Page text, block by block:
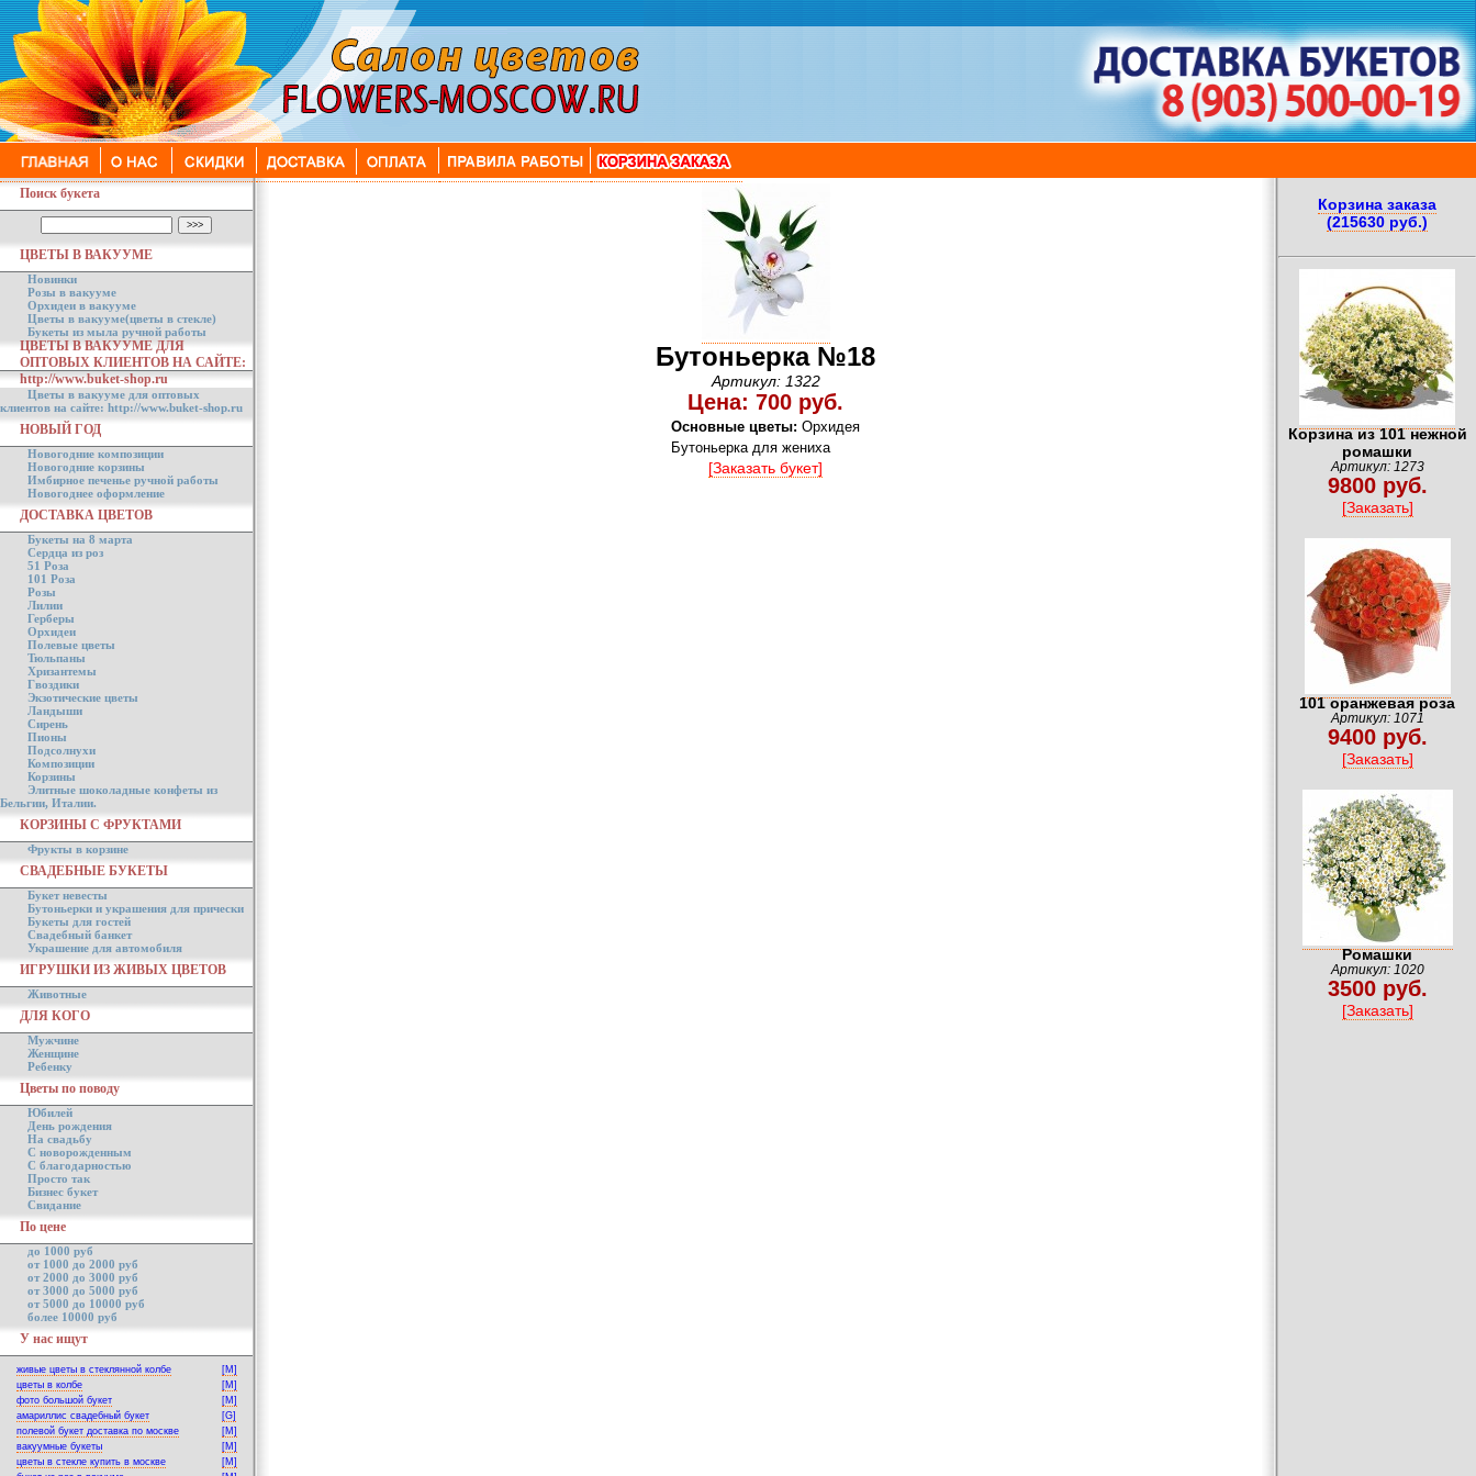
Поиск букета
ЦВЕТЫ В ВАКУУМЕ
Новинки
Розы в вакууме
Орхидеи в вакууме
Цветы в вакууме(цветы в стекле)
Букеты из мыла ручной работы
ЦВЕТЫ В ВАКУУМЕ ДЛЯ
ОПТОВЫХ КЛИЕНТОВ НА САЙТЕ:
http://www.buket-shop.ru
Цветы в вакууме для оптовых
клиентов на сайте: http://www.buket-shop.ru
НОВЫЙ ГОД
Новогодние композиции
Новогодние корзины
Имбирное печенье ручной работы
Новогоднее оформление
ДОСТАВКА ЦВЕТОВ
Букеты на 8 марта
Сердца из роз
51 Роза
101 Роза
Розы
Лилии
Герберы
Орхидеи
Полевые цветы
Тюльпаны
Хризантемы
Гвоздики
Экзотические цветы
Ландыши
Сирень
Пионы
Подсолнухи
Композиции
Корзины
Элитные шоколадные конфеты из
Бельгии, Италии.
КОРЗИНЫ С ФРУКТАМИ
Фрукты в корзине
СВАДЕБНЫЕ БУКЕТЫ
Букет невесты
Бутоньерки и украшения для прически
Букеты для гостей
Свадебный банкет
Украшение для автомобиля
ИГРУШКИ ИЗ ЖИВЫХ ЦВЕТОВ
Животные
ДЛЯ КОГО
Мужчине
Женщине
Ребенку
Цветы по поводу
Юбилей
День рождения
На свадьбу
С новорожденным
С благодарностью
Просто так
Бизнес букет
Свидание
По цене
до 1000 руб
от 1000 до 2000 руб
от 2000 до 3000 руб
от 3000 до 5000 руб
от 5000 до 10000 руб
более 10000 руб
У нас ищут
живые цветы в стеклянной колбе
[M]
цветы в колбе
[M]
фото большой букет
[M]
амариллис свадебный букет
[G]
полевой букет доставка по москве
[M]
вакуумные букеты
[M]
цветы в стекле купить в москве
[M]
Бутоньерка №18
Артикул: 1322
Цена: 700 руб.
Основные цветы: Орхидея
Бутоньерка для жениха
[Заказать букет]
Корзина заказа
(215630 руб.)
Корзина из 101 нежной
ромашки
Артикул: 1273
9800 руб.
[Заказать]
101 оранжевая роза
Артикул: 1071
9400 руб.
[Заказать]
Ромашки
Артикул: 1020
3500 руб.
[Заказать]